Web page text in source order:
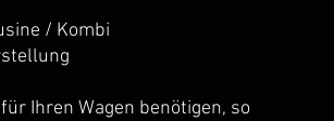
/ Kombi
Ihren Wagen benötigen, so